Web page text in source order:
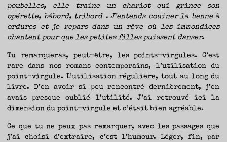
poubelles, elle traîne un chariot qui grince son
opérette, bâbord, tribord . J’entends couiner la benne à
ordures et je repars dans un rêve où les immondices
chantent pour que les petites filles puissent danser.
Tu remarqueras, peut-être, les points-virgules. C’est
rare dans nos romans contemporains, l’utilisation du
point-virgule. L’utilisation régulière, tout au long du
livre. D’en avoir si peu rencontré dernièrement, j’en
avais presque oublié l’utilité. J’ai retrouvé ici la
dimension du point-virgule et c’était bien agréable.
Ce que tu ne peux pas remarquer, avec les passages que
j’ai choisi d’extraire, c’est l’humour. Léger, fin, par